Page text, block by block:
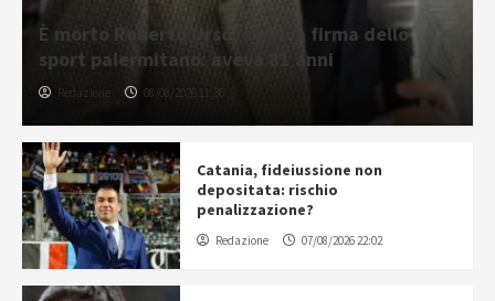
È morto Roberto Urso, storica firma dello
sport palermitano: aveva 81 anni
Redazione 08/08/2026 11:36
Catania, fideiussione non
depositata: rischio
penalizzazione?
Redazione 07/08/2026 22:02